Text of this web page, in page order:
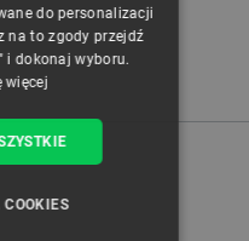
do personalizacji
na to zgody przejdź
i dokonaj wyboru.
więcej